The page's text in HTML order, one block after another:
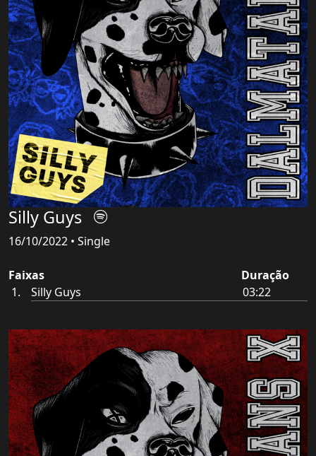
Silly Guys
16/10/2022 • Single
Faixas
Duração
Silly Guys
03:22